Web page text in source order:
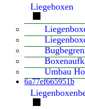
Liegeboxen
Umbau
6a77ef665951b